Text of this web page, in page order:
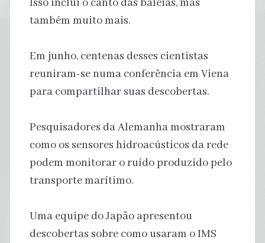
Isso inclui o canto das baleias, mas
também muito mais.
Em junho, centenas desses cientistas
reuniram-se numa conferência em Viena
para compartilhar suas descobertas.
Pesquisadores da Alemanha mostraram
como os sensores hidroacústicos da rede
podem monitorar o ruído produzido pelo
transporte marítimo.
Uma equipe do Japão apresentou
descobertas sobre como usaram o IMS